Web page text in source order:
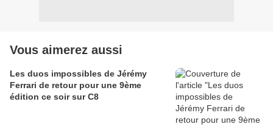
Vous aimerez aussi
Les duos impossibles de Jérémy
Ferrari de retour pour une 9ème
édition ce soir sur C8